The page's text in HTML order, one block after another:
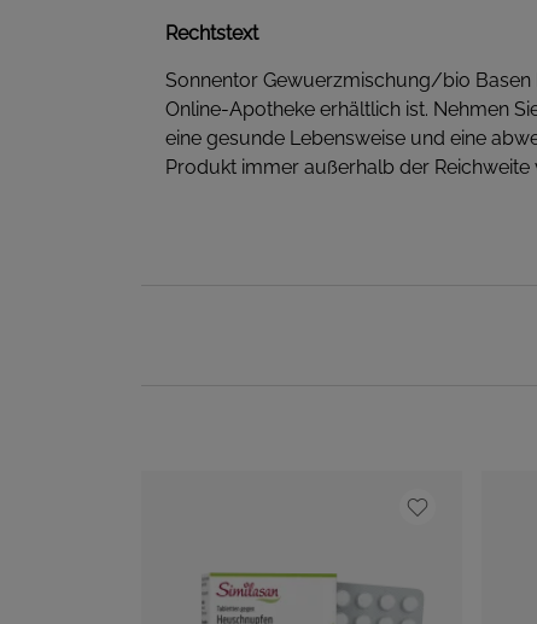
Rechtstext
Sonnentor Gewuerzmischung/bio Basen
Online-Apotheke erhältlich ist. Nehmen
eine gesunde Lebensweise und eine
Produkt immer außerhalb der Reichweite